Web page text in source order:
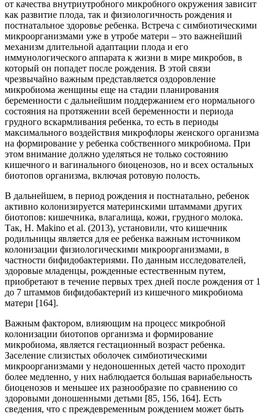
от качества внутриутробного микробного окружения зависит
как развитие плода, так и физиологичность рождения и
постнатальное здоровье ребенка. Встреча с симбиотическими
микроорганизмами уже в утробе матери – это важнейший
механизм длительной адаптации плода и его
иммунологического аппарата к жизни в мире микробов, в
который он попадет после рождения. В этой связи
чрезвычайно важным представляется оздоровление
микробиома женщины еще на стадии планирования
беременности с дальнейшим поддержанием его нормального
состояния на протяжении всей беременности и периода
грудного вскармливания ребенка, то есть в периоды
максимального воздействия микрофлоры женского организма
на формирование у ребенка собственного микробиома. При
этом внимание должно уделяться не только состоянию
кишечного и вагинального биоценозов, но и всех остальных
биотопов организма, включая ротовую полость.
В дальнейшем, в период рождения и постнатально, ребенок
активно колонизируется материнскими штаммами других
биотопов: кишечника, влагалища, кожи, грудного молока.
Так, H. Makino et al. (2013), установили, что кишечник
родильницы является для ее ребенка важным источником
колонизации физиологическими микроорганизмами, в
частности бифидобактериями. По данным исследователей,
здоровые младенцы, рожденные естественным путем,
приобретают в течение первых трех дней после рождения от 1
до 7 штаммов бифидобактерий из кишечного микробиома
матери [164].
Важным фактором, влияющим на процесс микробной
колонизации биотопов организма и формирование
микробиома, является гестационный возраст ребенка.
Заселение слизистых оболочек симбиотическими
микроорганизмами у недоношенных детей часто проходит
более медленно, у них наблюдается большая вариабельность
биоценозов и меньшее их разнообразие по сравнению со
здоровыми доношенными детьми [85, 156, 164]. Есть
сведения, что с преждевременным рождением может быть